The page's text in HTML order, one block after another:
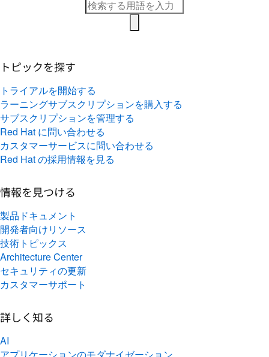
トピックを探す
トライアルを開始する
ラーニングサブスクリプションを購入する
サブスクリプションを管理する
Red Hat に問い合わせる
カスタマーサービスに問い合わせる
Red Hat の採用情報を見る
情報を見つける
製品ドキュメント
開発者向けリソース
技術トピックス
Architecture Center
セキュリティの更新
カスタマーサポート
詳しく知る
AI